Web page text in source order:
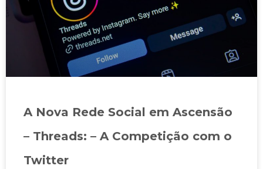
A Nova Rede Social em Ascensão
– Threads: – A Competição com o
Twitter